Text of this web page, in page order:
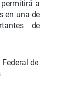
a
en una de
de
de